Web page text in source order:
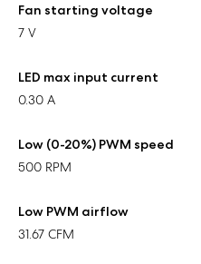
Fan starting voltage
7 V
LED max input current
0.30 A
Low (0-20%) PWM speed
500 RPM
Low PWM airflow
31.67 CFM